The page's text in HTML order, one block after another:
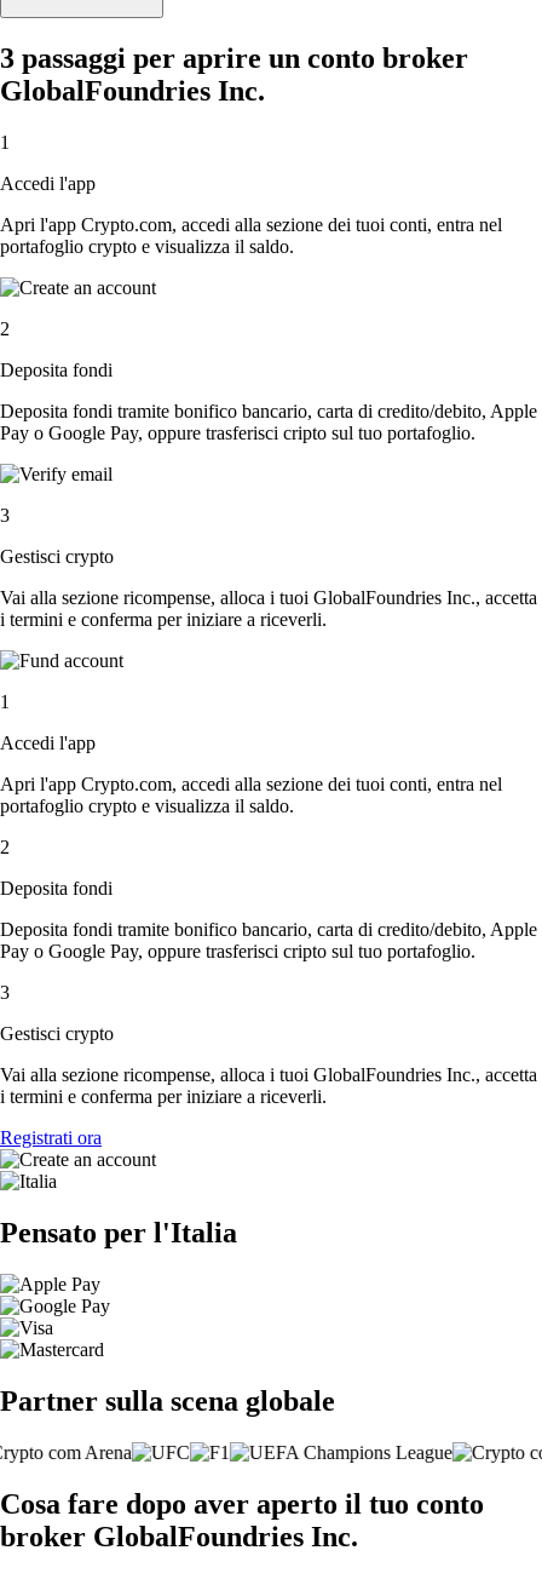
3 passaggi per aprire un conto broker
GlobalFoundries Inc.
1
Accedi l'app
Apri l'app Crypto.com, accedi alla sezione dei tuoi conti, entra nel
portafoglio crypto e visualizza il saldo.
2
Deposita fondi
Deposita fondi tramite bonifico bancario, carta di credito/debito, Apple
Pay o Google Pay, oppure trasferisci cripto sul tuo portafoglio.
3
Gestisci crypto
Vai alla sezione ricompense, alloca i tuoi GlobalFoundries Inc., accetta
i termini e conferma per iniziare a riceverli.
1
Accedi l'app
Apri l'app Crypto.com, accedi alla sezione dei tuoi conti, entra nel
portafoglio crypto e visualizza il saldo.
2
Deposita fondi
Deposita fondi tramite bonifico bancario, carta di credito/debito, Apple
Pay o Google Pay, oppure trasferisci cripto sul tuo portafoglio.
3
Gestisci crypto
Vai alla sezione ricompense, alloca i tuoi GlobalFoundries Inc., accetta
i termini e conferma per iniziare a riceverli.
Registrati ora
Pensato per l'Italia
Partner sulla scena globale
Cosa fare dopo aver aperto il tuo conto
broker GlobalFoundries Inc.